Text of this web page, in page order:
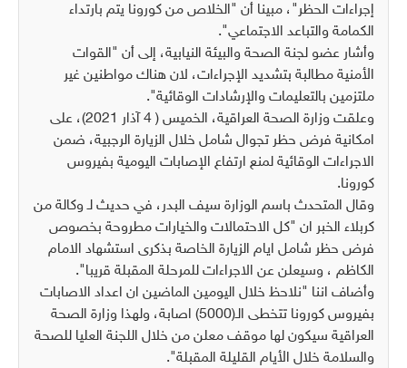
إجراءات الحظر"، مبينا أن "الخلاص من كورونا يتم بارتداء
الكمامة والتباعد الاجتماعي".
وأشار عضو لجنة الصحة والبيئة النيابية، إلى أن "القوات
الأمنية مطالبة بتشديد الإجراءات، لان هناك مواطنين غير
ملتزمين بالتعليمات والإرشادات الوقائية".
وعلقت وزارة الصحة العراقية، الخميس ( 4 آذار 2021)، على
امكانية فرض حظر تجوال شامل خلال الزيارة الرجبية، ضمن
الاجراءات الوقائية لمنع ارتفاع الإصابات اليومية بفيروس
كورونا.
وقال المتحدث باسم الوزارة سيف البدر، في حديث لـ وكالة من
كربلاء الخبر ان "كل الاحتمالات والخيارات مطروحة بخصوص
فرض حظر شامل ايام الزيارة الخاصة بذكرى استشهاد الامام
الكاظم ، وسيعلن عن الاجراءات للمرحلة المقبلة قريبا".
وأضاف اننا "نلاحظ خلال اليومين الماضين ان اعداد الاصابات
بفيروس كورونا تتخطى الـ(5000) اصابة، ولهذا وزارة الصحة
العراقية سيكون لها موقف معلن من خلال اللجنة العليا للصحة
والسلامة خلال الأيام القليلة المقبلة".